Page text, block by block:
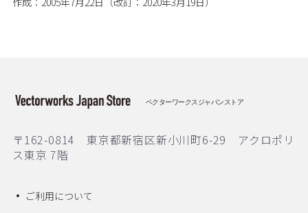
ベクターワークスジャパンストア
〒162-0814 東京都新宿区新小川町6-29 アクロポリ
ス東京 7階
ご利用について